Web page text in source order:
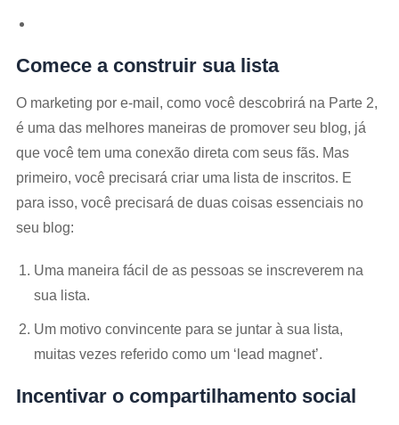
Comece a construir sua lista
O marketing por e-mail, como você descobrirá na Parte 2,
é uma das melhores maneiras de promover seu blog, já
que você tem uma conexão direta com seus fãs. Mas
primeiro, você precisará criar uma lista de inscritos. E
para isso, você precisará de duas coisas essenciais no
seu blog:
Uma maneira fácil de as pessoas se inscreverem na
sua lista.
Um motivo convincente para se juntar à sua lista,
muitas vezes referido como um ‘lead magnet’.
Incentivar o compartilhamento social